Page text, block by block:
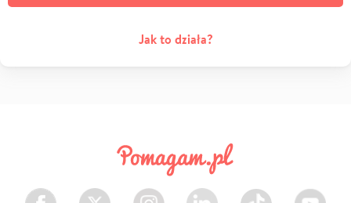
Jak to działa?
Facebook Twitter Instagram LinkedIn TikTok Youtube